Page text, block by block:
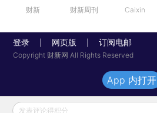
财新 财新周刊 Caixin
登录 网页版 订阅电邮
Copyright 财新网 All Rights Reserved
发表评论得积分
App 内打开